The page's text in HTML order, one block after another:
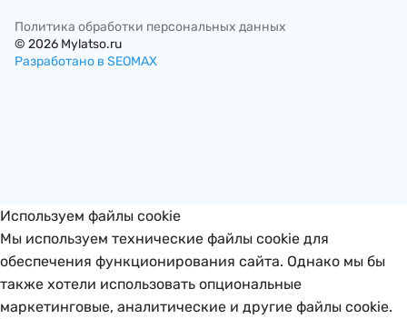
© 2026 Mylatso.ru
Разработано в SEOMAX
Политика обработки персональных данных
Используем файлы cookie
Мы используем технические файлы cookie для
обеспечения функционирования сайта. Однако мы бы
также хотели использовать опциональные
маркетинговые, аналитические и другие файлы cookie.